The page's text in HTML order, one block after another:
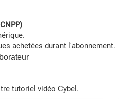
achetées durant l'abonnement.
tutoriel vidéo Cybel.